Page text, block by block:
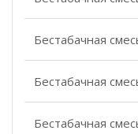
Бестабачная
Бестабачная
Бестабачная